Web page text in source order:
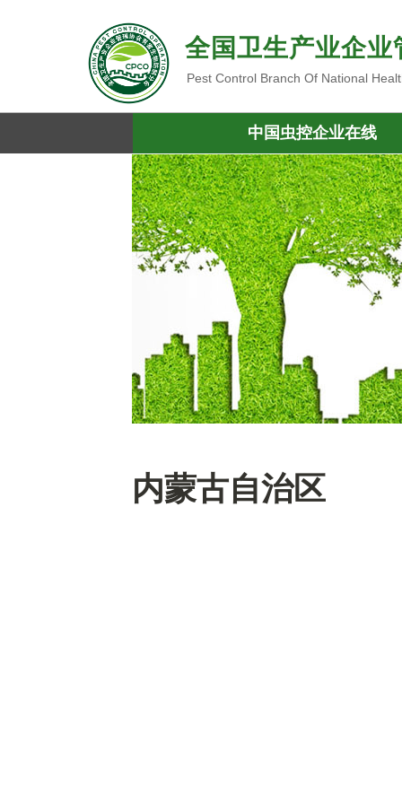
全国卫生产业企
Pest Control Branch Of National
中国虫控企业在线
内蒙古自治区